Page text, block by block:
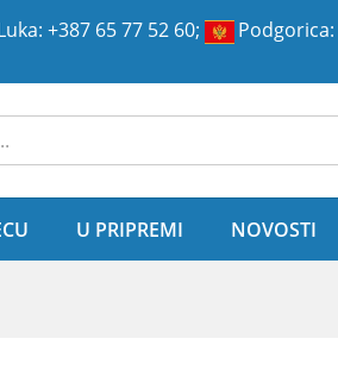
+387 65 77 52 60; Podgorica:
U PRIPREMI NOVOSTI